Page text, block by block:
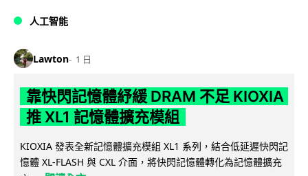
人工智能
Lawton 1 日
靠快閃記憶體紓緩 DRAM 不足 KIOXIA
推 XL1 記憶體擴充模組
KIOXIA 發表全新記憶體擴充模組 XL1 系列，結合低延遲快閃記
憶體 XL-FLASH 與 CXL 介面，將快閃記憶體轉化為記憶體擴充